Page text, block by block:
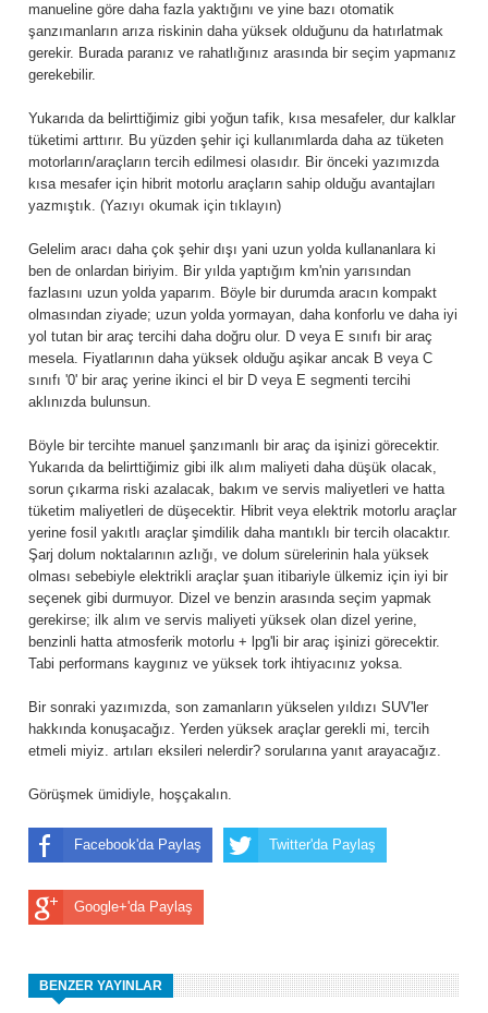
manueline göre daha fazla yaktığını ve yine bazı otomatik
şanzımanların arıza riskinin daha yüksek olduğunu da hatırlatmak
gerekir. Burada paranız ve rahatlığınız arasında bir seçim yapmanız
gerekebilir.
Yukarıda da belirttiğimiz gibi yoğun tafik, kısa mesafeler, dur kalklar
tüketimi arttırır. Bu yüzden şehir içi kullanımlarda daha az tüketen
motorların/araçların tercih edilmesi olasıdır. Bir önceki yazımızda
kısa mesafer için hibrit motorlu araçların sahip olduğu avantajları
yazmıştık. (Yazıyı okumak için tıklayın)
Gelelim aracı daha çok şehir dışı yani uzun yolda kullananlara ki
ben de onlardan biriyim. Bir yılda yaptığım km'nin yarısından
fazlasını uzun yolda yaparım. Böyle bir durumda aracın kompakt
olmasından ziyade; uzun yolda yormayan, daha konforlu ve daha iyi
yol tutan bir araç tercihi daha doğru olur. D veya E sınıfı bir araç
mesela. Fiyatlarının daha yüksek olduğu aşikar ancak B veya C
sınıfı '0' bir araç yerine ikinci el bir D veya E segmenti tercihi
aklınızda bulunsun.
Böyle bir tercihte manuel şanzımanlı bir araç da işinizi görecektir.
Yukarıda da belirttiğimiz gibi ilk alım maliyeti daha düşük olacak,
sorun çıkarma riski azalacak, bakım ve servis maliyetleri ve hatta
tüketim maliyetleri de düşecektir. Hibrit veya elektrik motorlu araçlar
yerine fosil yakıtlı araçlar şimdilik daha mantıklı bir tercih olacaktır.
Şarj dolum noktalarının azlığı, ve dolum sürelerinin hala yüksek
olması sebebiyle elektrikli araçlar şuan itibariyle ülkemiz için iyi bir
seçenek gibi durmuyor. Dizel ve benzin arasında seçim yapmak
gerekirse; ilk alım ve servis maliyeti yüksek olan dizel yerine,
benzinli hatta atmosferik motorlu + lpg'li bir araç işinizi görecektir.
Tabi performans kaygınız ve yüksek tork ihtiyacınız yoksa.
Bir sonraki yazımızda, son zamanların yükselen yıldızı SUV'ler
hakkında konuşacağız. Yerden yüksek araçlar gerekli mi, tercih
etmeli miyiz. artıları eksileri nelerdir? sorularına yanıt arayacağız.
Görüşmek ümidiyle, hoşçakalın.
Facebook'da Paylaş Twitter'da Paylaş
Google+'da Paylaş
BENZER YAYINLAR